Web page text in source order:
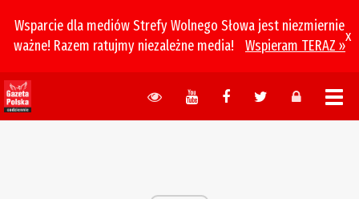
Wsparcie dla mediów Strefy Wolnego Słowa jest niezmiernie
ważne! Razem ratujmy niezależne media!
Wspieram TERAZ »
x